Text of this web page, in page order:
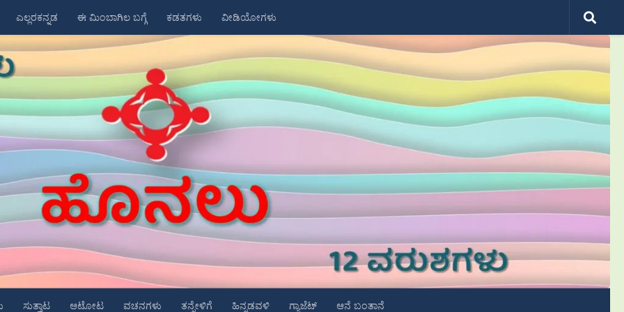
ಎಲ್ಲರಕನ್ನಡ ಈ ಮಿಂಬಾಗಿಲ ಬಗ್ಗೆ ಕಡತಗಳು ವೀಡಿಯೋಗಳು
ಸುತ್ತಾಟ ಆಟೋಟ ವಚನಗಳು ತನ್ನೇಳಿಗೆ ಹಿನ್ನಡವಳಿ ಗ್ಯಾಜೆಟ್ ಆನೆ ಬಂತಾನೆ